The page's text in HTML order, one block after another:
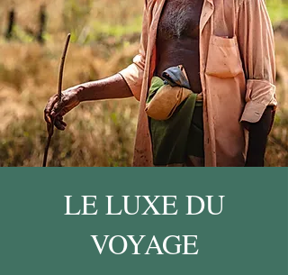
LE LUXE DU
VOYAGE